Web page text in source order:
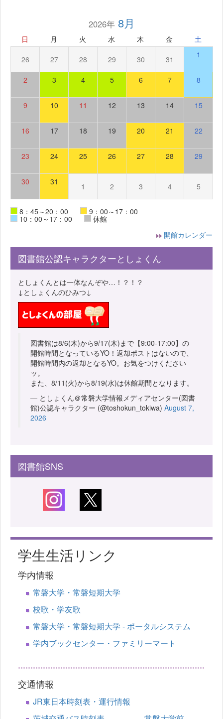
2026年8月
日 月 火 水 木 金 土
26 27 28 29 30 31 1
2 3 4 5 6 7 8
9 10 11 12 13 14 15
16 17 18 19 20 21 22
23 24 25 26 27 28 29
30 31 1 2 3 4 5
8：45～20：00 9：00～17：00
10：00～17：00
休館
開館カレンダー
図書館公認キャラクターとしょくん
としょくんとは一体なんぞや…！？！？
↓としょくんのひみつ↓
図書館は8/6(木)から9/17(木)まで【9:00-17:00】の
開館時間となっているYO！返却ポストはないので、
開館時間内の返却となるYO。お気をつけください
ッ。
また、8/11(火)から8/19(水)は休館期間となります。
— としょくん＠常磐大学情報メディアセンター(図書
館)公認キャラクター (@toshokun_tokiwa) August 7,
2026
図書館SNS
学生生活リンク
学内情報
常磐大学・常磐短期大学
校歌・学友歌
常磐大学・常磐短期大学 - ポータルシステム
学内ブックセンター・ファミリーマート
交通情報
JR東日本時刻表・運行情報